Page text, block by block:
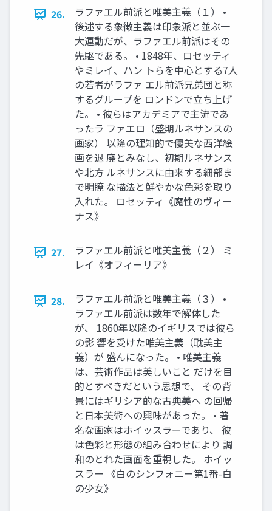
26.
ラファエル前派と唯美主義（１） •
後述する象徴主義は印象派と並ぶ一
大運動だが、ラファエル前派はその
先駆である。 • 1848年、ロセッティ
やミレイ、ハン トらを中心とする7人
の若者がラファ エル前派兄弟団と称
するグループを ロンドンで立ち上げ
た。 • 彼らはアカデミアで主流であ
ったラ ファエロ（盛期ルネサンスの
画家） 以降の理知的で優美な西洋絵
画を退 廃とみなし、初期ルネサンス
や北方 ルネサンスに由来する細部ま
で明瞭 な描法と鮮やかな色彩を取り
入れた。 ロセッティ《魔性のヴィー
ナス》
27.
ラファエル前派と唯美主義（２） ミ
レイ《オフィーリア》
28.
ラファエル前派と唯美主義（３） •
ラファエル前派は数年で解体した
が、 1860年以降のイギリスでは彼ら
の影 響を受けた唯美主義（耽美主
義）が 盛んになった。 • 唯美主義
は、芸術作品は美しいこと だけを目
的とすべきだという思想で、 その背
景にはギリシア的な古典美へ の回帰
と日本美術への興味があった。 • 著
名な画家はホイッスラーであり、 彼
は色彩と形態の組み合わせにより 調
和のとれた画面を重視した。 ホイッ
スラー 《白のシンフォニー第1番-白
の少女》